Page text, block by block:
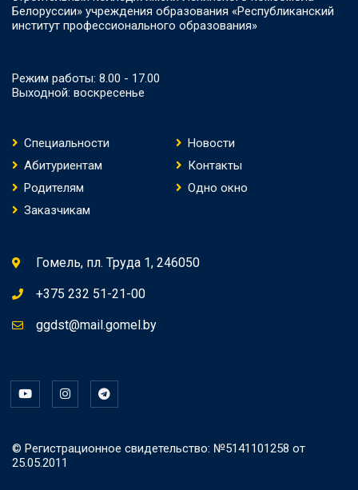
Белоруссии» учреждения образования «Республиканский
институт профессионального образования»
Режим работы: 8.00 - 17.00
Выходной: воскресенье
Специальности
Новости
Абитуриентам
Контакты
Родителям
Одно окно
Заказчикам
Гомель, пл. Труда 1, 246050
+375 232 51-21-00
ggdst@mail.gomel.by
© Регистрационное свидетельство: №5141101258 от
25.05.2011